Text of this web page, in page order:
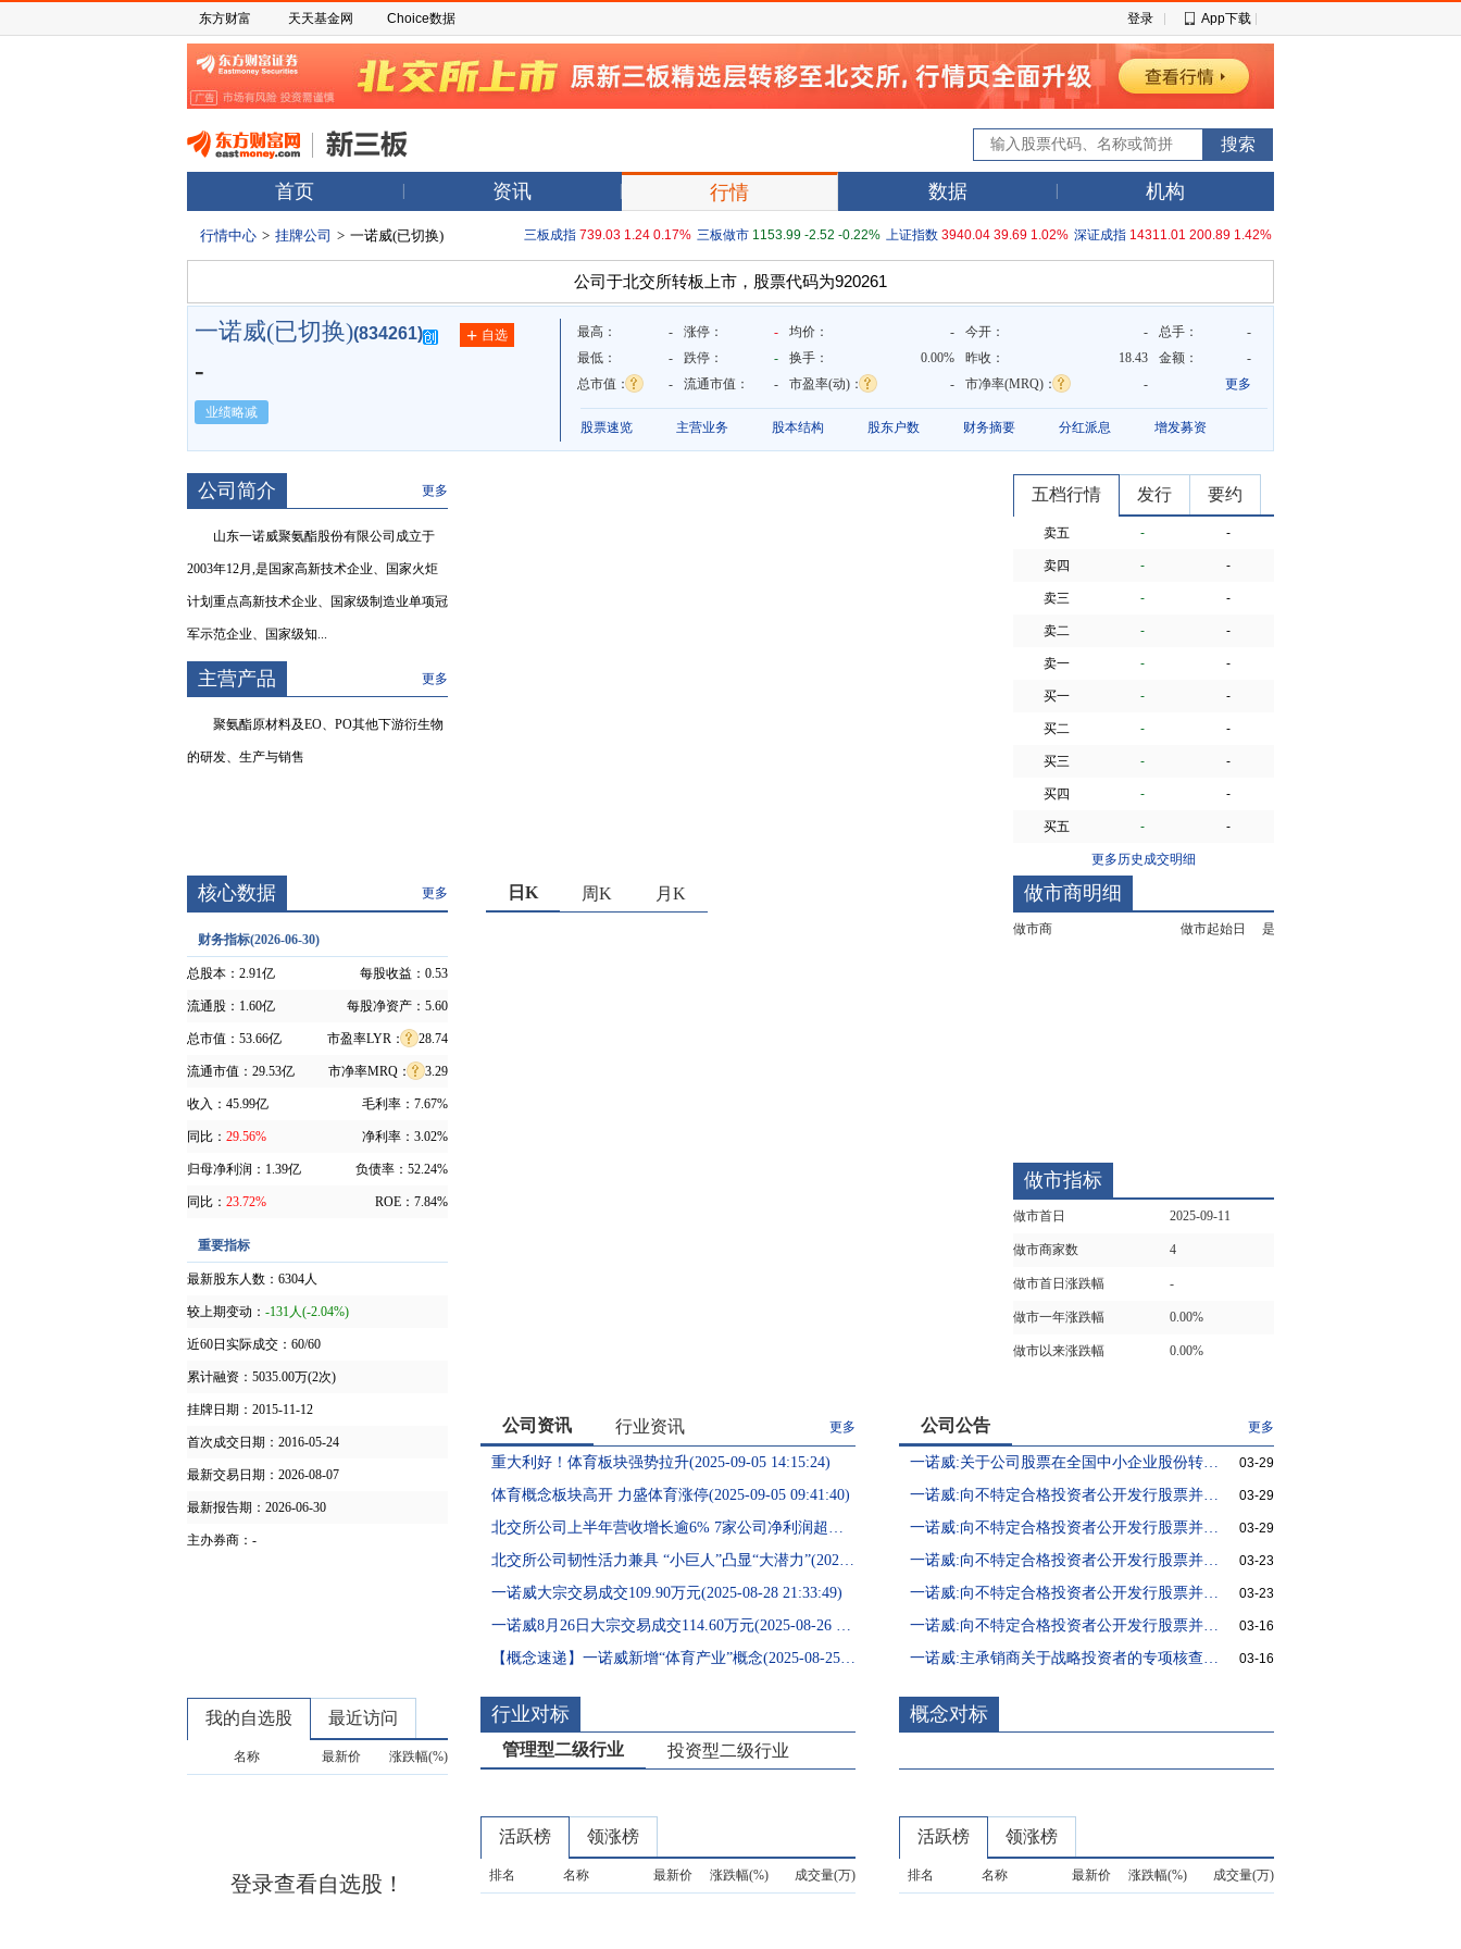
东方财富 天天基金网 Choice数据 登录 App下载
首页 资讯 行情 数据 机构
行情中心 > 挂牌公司 > 一诺威(已切换) 三板成指 739.03 1.24 0.17% 三板做市 1153.99 -2.52 -0.22% 上证指数 3940.04 39.69 1.02% 深证成指 14311.01 200.89 1.42%
公司于北交所转板上市，股票代码为920261
一诺威(已切换)(834261) + 自选
-
业绩略减
最高： - 涨停： - 均价： - 今开： - 总手：
-
最低：
- 跌停： - 换手： 0.00% 昨收： 18.43 金额：
-
总市值：
- 流通市值： - 市盈率(动)： - 市净率(MRQ)： - 更多
股票速览 主营业务 股本结构 股东户数 财务摘要 分红派息 增发募资
公司简介 更多
山东一诺威聚氨酯股份有限公司成立于
2003年12月,是国家高新技术企业、国家火炬
计划重点高新技术企业、国家级制造业单项冠
军示范企业、国家级知...
主营产品 更多
聚氨酯原材料及EO、PO其他下游衍生物
的研发、生产与销售
五档行情 发行 要约
卖五 - -
卖四 - -
卖三 - -
卖二 - -
卖一 - -
买一 - -
买二 - -
买三 - -
买四 - -
买五 - -
更多历史成交明细
核心数据 更多
财务指标(2026-06-30)
总股本： 2.91亿 每股收益： 0.53
流通股： 1.60亿 每股净资产： 5.60
总市值： 53.66亿 市盈率LYR： 28.74
流通市值： 29.53亿 市净率MRQ： 3.29
收入： 45.99亿 毛利率： 7.67%
同比： 29.56% 净利率： 3.02%
归母净利润： 1.39亿 负债率： 52.24%
同比： 23.72% ROE： 7.84%
重要指标
最新股东人数： 6304人
较上期变动： -131人(-2.04%)
近60日实际成交： 60/60
累计融资： 5035.00万(2次)
挂牌日期： 2015-11-12
首次成交日期： 2016-05-24
最新交易日期： 2026-08-07
最新报告期： 2026-06-30
主办券商： -
日K 周K 月K 做市商明细
做市商 做市起始日 是否首批做市商
做市指标
做市首日 2025-09-11
做市商家数 4
做市首日涨跌幅 -
做市一年涨跌幅 0.00%
做市以来涨跌幅 0.00%
公司资讯 行业资讯 更多
重大利好！体育板块强势拉升(2025-09-05 14:15:24)
体育概念板块高开 力盛体育涨停(2025-09-05 09:41:40)
北交所公司上半年营收增长逾6% 7家公司净利润超亿元(2025-09-04 00:43:04)
北交所公司韧性活力兼具 “小巨人”凸显“大潜力”(2025-08-30 03:04:29)
一诺威大宗交易成交109.90万元(2025-08-28 21:33:49)
一诺威8月26日大宗交易成交114.60万元(2025-08-26 17:29:31)
【概念速递】一诺威新增“体育产业”概念(2025-08-25 19:18:04)
公司公告 更多
一诺威:关于公司股票在全国中小企业股份转让系统终止挂牌的公告 03-29
一诺威:向不特定合格投资者公开发行股票并在北京证券交易所上市提示性公告 03-29
一诺威:向不特定合格投资者公开发行股票并在北京证券交易所上市公告书 03-29
一诺威:向不特定合格投资者公开发行股票并在北京证券交易所上市招股说明书 03-23
一诺威:向不特定合格投资者公开发行股票并在北京证券交易所上市发行结果公告 03-23
一诺威:向不特定合格投资者公开发行股票并在北京证券交易所上市投资风险特别公告 03-16
一诺威:主承销商关于战略投资者的专项核查报告 03-16
我的自选股 最近访问
名称 最新价 涨跌幅(%)
登录查看自选股！
行业对标
管理型二级行业 投资型二级行业
活跃榜 领涨榜
排名 名称 最新价 涨跌幅(%) 成交量(万)
概念对标
活跃榜 领涨榜
排名 名称 最新价 涨跌幅(%) 成交量(万)